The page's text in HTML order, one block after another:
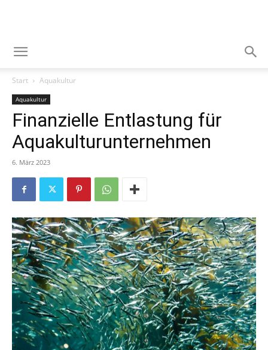
Start Aquakultur
Aquakultur
Finanzielle Entlastung für
Aquakulturunternehmen
6. März 2023